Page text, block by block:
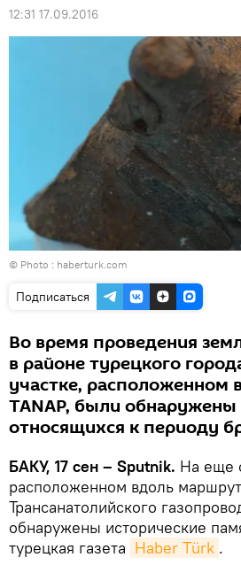
12:31 17.09.2016
© Photo : haberturk.com
Подписаться
Во время проведения
в районе турецкого
участке, расположенном
TANAP, были
относящихся к периоду
БАКУ, 17 сен – Sputnik. На еще
расположенном вдоль
Трансанатолийского
обнаружены исторические
турецкая газета Haber Тürk .